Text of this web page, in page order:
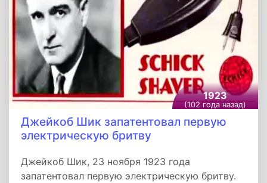
игрушками лодочку с белыми парусами.
Работа над романом продолжалась почти пять
лет. В одном из первых черновиков действие
происходило в послереволюционном
Петрограде, затем автор решил перенести
героев в свою «Гринландию».
1923
(102 года назад)
Джейкоб Шик запатентовал первую
электрическую бритву
Джейкоб Шик, 23 ноября 1923 года
запатентовал первую электрическую бритву.